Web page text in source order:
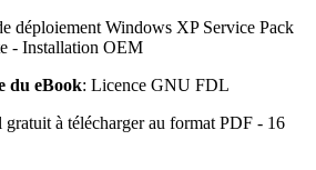
déploiement Windows XP Service Pack
- Installation OEM
du eBook: Licence GNU FDL
gratuit à télécharger au format PDF - 16